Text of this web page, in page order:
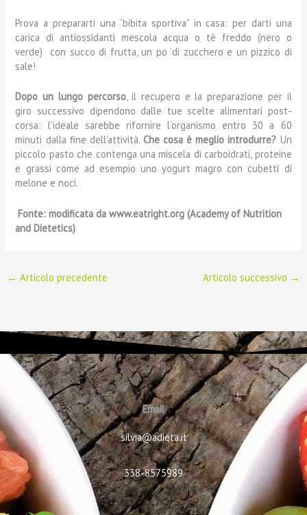
Prova a prepararti una “bibita sportiva” in casa: per darti una
carica di antiossidanti mescola acqua o tè freddo (nero o
verde) con succo di frutta, un po ‘di zucchero e un pizzico di
sale!
Dopo un lungo percorso, il recupero e la preparazione per il
giro successivo dipendono dalle tue scelte alimentari post-
corsa: l’ideale sarebbe rifornire l’organismo entro 30 a 60
minuti dalla fine dell’attività. Che cosa è meglio introdurre? Un
piccolo pasto che contenga una miscela di carboidrati, proteine
​​e grassi come ad esempio uno yogurt magro con cubetti di
melone e noci.
Fonte: modificata da www.eatright.org (Academy of Nutrition
and Dietetics)
← Articolo precedente Articolo successivo →
Email
silvia@adieta.it
338-8575989